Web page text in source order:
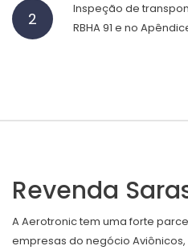
2
Inspeção de
RBHA 91 e no
Revenda
A Aerotronic tem uma forte
empresas do negócio Aviônicos,